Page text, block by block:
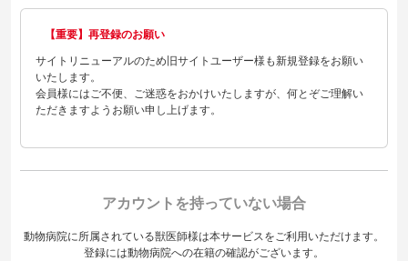
【重要】再登録のお願い
サイトリニューアルのため旧サイトユーザー様も新規登録をお願い
いたします。
会員様にはご不便、ご迷惑をおかけいたしますが、何とぞご理解い
ただきますようお願い申し上げます。
アカウントを持っていない場合
動物病院に所属されている獣医師様は本サービスをご利用いただけます。
登録には動物病院への在籍の確認がございます。